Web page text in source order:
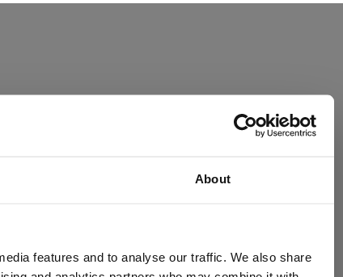
About
features and to analyse our traffic. We also share
over de voordelen van